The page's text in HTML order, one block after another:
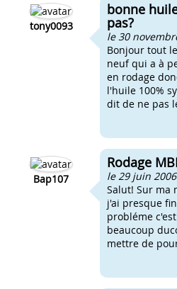
tony0093
bonne
pas?
le 30
Bonjour tout
neuf qui a à
en rodage
l'huile 100%
dit de ne pas
Bap107
Rodage
le 29 juin
Salut! Sur ma
j'ai presque
probléme
beaucoup
mettre de